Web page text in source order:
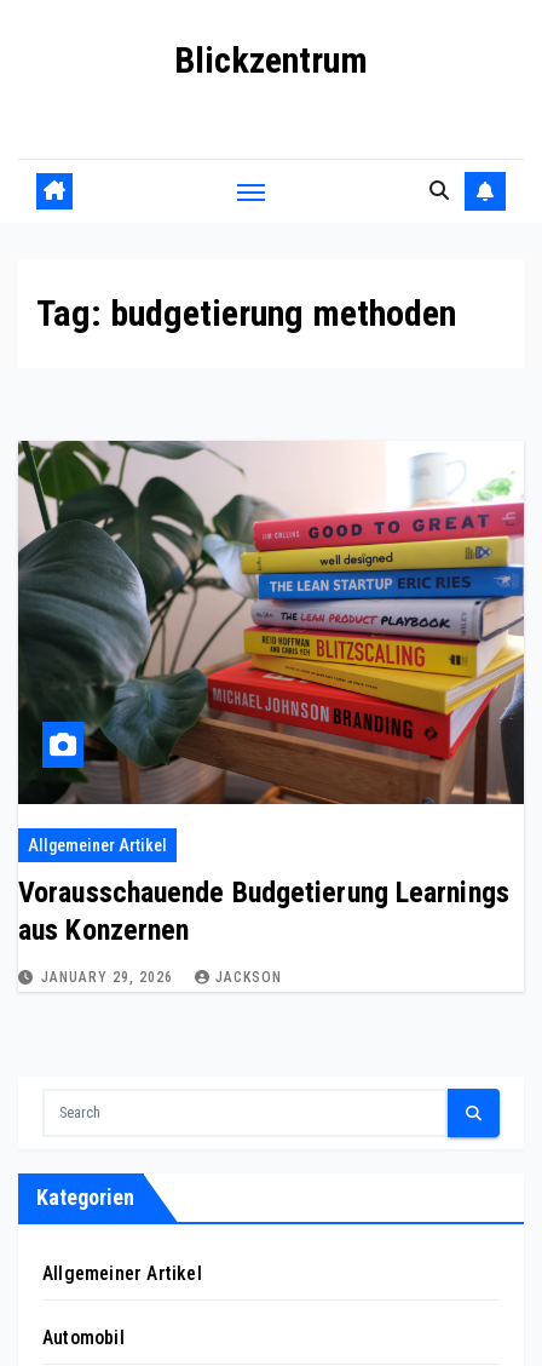
Blickzentrum
Tag: budgetierung methoden
Allgemeiner Artikel
Vorausschauende Budgetierung Learnings
aus Konzernen
JANUARY 29, 2026 JACKSON
Kategorien
Allgemeiner Artikel
Automobil